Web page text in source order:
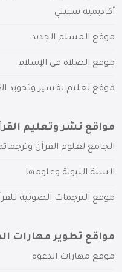
أكاديمية سبيلي
موقع المسلم الجديد
موقع الصلاة في الإسلام
موقع تعليم تفسير وتجويد
مواقع نشر وتعليم
الجامع لعلوم القرآن
السنة النبوية وعلومها
موقع الترجمات الصوتية
مواقع تطوير مهارات
موقع مهارات الدعوة